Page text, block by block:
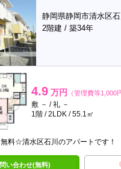
静岡県静岡市清水区
2階建 / 築34年
4.9 万円 （管理費等1,000
敷 － / 礼 －
1階 / 2LDK / 55.1㎡
料☆清水区石川のアパートです！
い合わせ(無料)